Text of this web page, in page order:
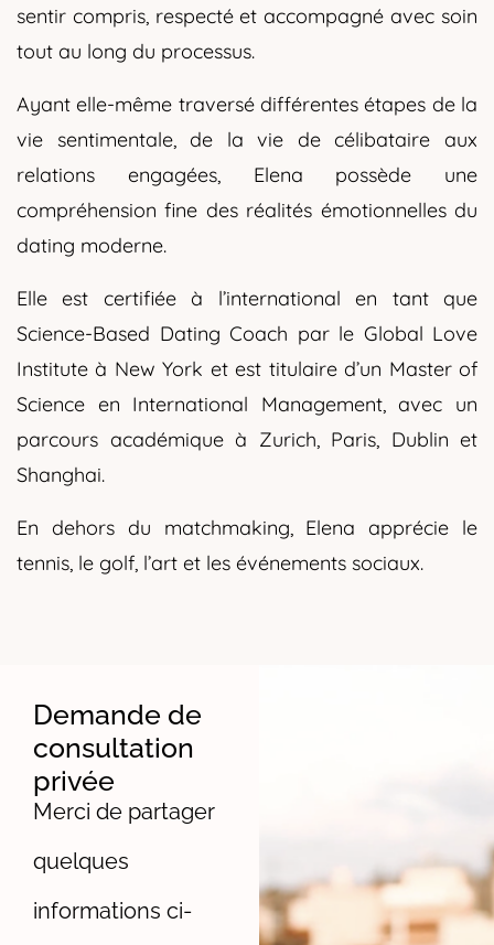
sentir compris, respecté et accompagné avec soin
tout au long du processus.
Ayant elle-même traversé différentes étapes de la
vie sentimentale, de la vie de célibataire aux
relations engagées, Elena possède une
compréhension fine des réalités émotionnelles du
dating moderne.
Elle est certifiée à l’international en tant que
Science-Based Dating Coach par le Global Love
Institute à New York et est titulaire d’un Master of
Science en International Management, avec un
parcours académique à Zurich, Paris, Dublin et
Shanghai.
En dehors du matchmaking, Elena apprécie le
tennis, le golf, l’art et les événements sociaux.
Demande de
consultation
privée
Merci de partager
quelques
informations ci-